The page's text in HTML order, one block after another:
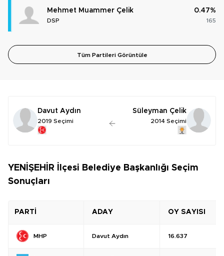
Mehmet Muammer Çelik
DSP
0.47%
165
Tüm Partileri Görüntüle
Davut Aydın
2019 Seçimi
Süleyman Çelik
2014 Seçimi
YENİŞEHİR İlçesi Belediye Başkanlığı Seçim
Sonuçları
PARTİ ADAY OY SAYISI
MHP Davut Aydın 16.637